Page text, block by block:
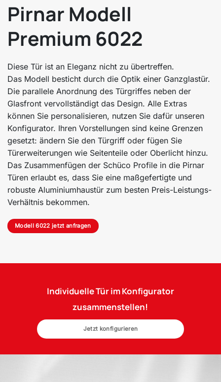
Pirnar Modell
Premium 6022
Diese Tür ist an Eleganz nicht zu übertreffen.
Das Modell besticht durch die Optik einer Ganzglastür.
Die parallele Anordnung des Türgriffes neben der
Glasfront vervollständigt das Design. Alle Extras
können Sie personalisieren, nutzen Sie dafür unseren
Konfigurator. Ihren Vorstellungen sind keine Grenzen
gesetzt: ändern Sie den Türgriff oder fügen Sie
Türerweiterungen wie Seitenteile oder Oberlicht hinzu.
Das Zusammenfügen der Schüco Profile in die Pirnar
Türen erlaubt es, dass Sie eine maßgefertigte und
robuste Aluminiumhaustür zum besten Preis-Leistungs-
Verhältnis bekommen.
Modell 6022 jetzt anfragen
Individuelle Tür im Konfigurator
zusammenstellen!
Jetzt konfigurieren